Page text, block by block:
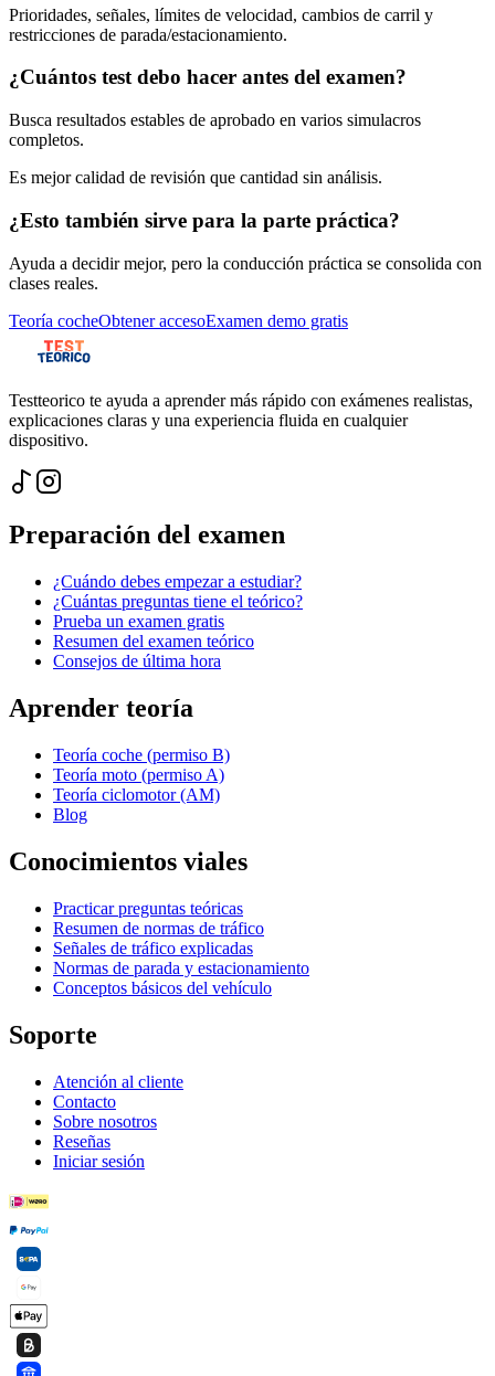
Prioridades, señales, límites de velocidad, cambios de carril y
restricciones de parada/estacionamiento.
¿Cuántos test debo hacer antes del examen?
Busca resultados estables de aprobado en varios simulacros
completos.
Es mejor calidad de revisión que cantidad sin análisis.
¿Esto también sirve para la parte práctica?
Ayuda a decidir mejor, pero la conducción práctica se consolida con
clases reales.
Teoría cocheObtener accesoExamen demo gratis
Testteorico te ayuda a aprender más rápido con exámenes realistas,
explicaciones claras y una experiencia fluida en cualquier
dispositivo.
Preparación del examen
¿Cuándo debes empezar a estudiar?
¿Cuántas preguntas tiene el teórico?
Prueba un examen gratis
Resumen del examen teórico
Consejos de última hora
Aprender teoría
Teoría coche (permiso B)
Teoría moto (permiso A)
Teoría ciclomotor (AM)
Blog
Conocimientos viales
Practicar preguntas teóricas
Resumen de normas de tráfico
Señales de tráfico explicadas
Normas de parada y estacionamiento
Conceptos básicos del vehículo
Soporte
Atención al cliente
Contacto
Sobre nosotros
Reseñas
Iniciar sesión